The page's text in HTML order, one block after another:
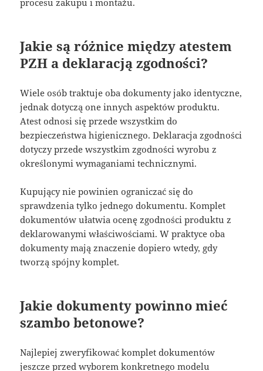
procesu zakupu i montażu.
Jakie są różnice między atestem
PZH a deklaracją zgodności?
Wiele osób traktuje oba dokumenty jako identyczne,
jednak dotyczą one innych aspektów produktu.
Atest odnosi się przede wszystkim do
bezpieczeństwa higienicznego. Deklaracja zgodności
dotyczy przede wszystkim zgodności wyrobu z
określonymi wymaganiami technicznymi.
Kupujący nie powinien ograniczać się do
sprawdzenia tylko jednego dokumentu. Komplet
dokumentów ułatwia ocenę zgodności produktu z
deklarowanymi właściwościami. W praktyce oba
dokumenty mają znaczenie dopiero wtedy, gdy
tworzą spójny komplet.
Jakie dokumenty powinno mieć
szambo betonowe?
Najlepiej zweryfikować komplet dokumentów
jeszcze przed wyborem konkretnego modelu